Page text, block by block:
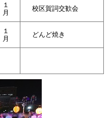
１
月
校区賀詞交歓会
１
月
どんど焼き